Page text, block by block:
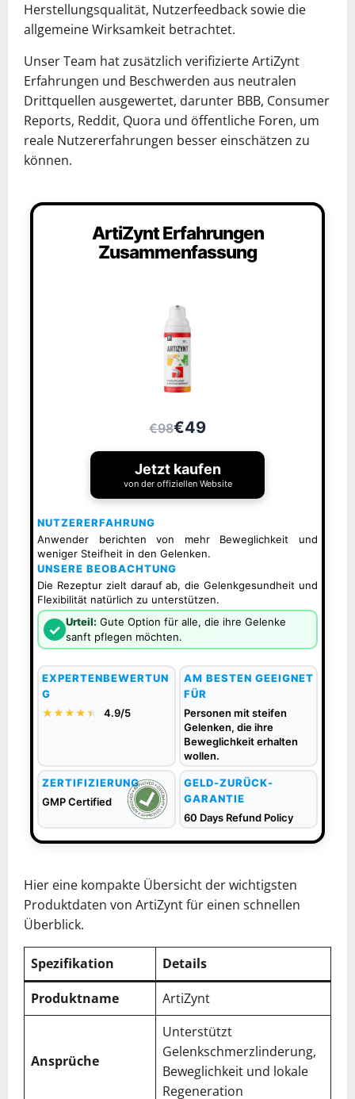
Herstellungsqualität, Nutzerfeedback sowie die
allgemeine Wirksamkeit betrachtet.
Unser Team hat zusätzlich verifizierte ArtiZynt
Erfahrungen und Beschwerden aus neutralen
Drittquellen ausgewertet, darunter BBB, Consumer
Reports, Reddit, Quora und öffentliche Foren, um
reale Nutzererfahrungen besser einschätzen zu
können.
ArtiZynt Erfahrungen
Zusammenfassung
€98€49
Jetzt kaufen
von der offiziellen Website
NUTZERERFAHRUNG
Anwender berichten von mehr Beweglichkeit und
weniger Steifheit in den Gelenken.
UNSERE BEOBACHTUNG
Die Rezeptur zielt darauf ab, die Gelenkgesundheit und
Flexibilität natürlich zu unterstützen.
✓ Urteil: Gute Option für alle, die ihre Gelenke
sanft pflegen möchten.
EXPERTENBEWERTUN
G
★★★★★
★ 4.9/5
AM BESTEN GEEIGNET
FÜR
Personen mit steifen
Gelenken, die ihre
Beweglichkeit erhalten
wollen.
ZERTIFIZIERUNG
GMP Certified
GELD-ZURÜCK-
GARANTIE
60 Days Refund Policy
Hier eine kompakte Übersicht der wichtigsten
Produktdaten von ArtiZynt für einen schnellen
Überblick.
Spezifikation
Details
Produktname
ArtiZynt
Ansprüche
Unterstützt
Gelenkschmerzlinderung,
Beweglichkeit und lokale
Regeneration